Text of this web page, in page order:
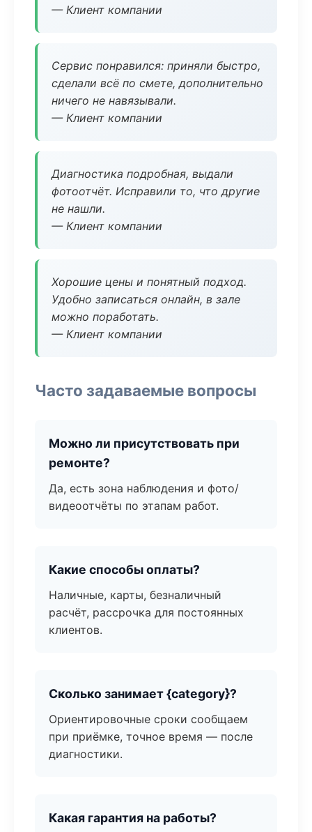
— Клиент компании
Сервис понравился: приняли быстро,
сделали всё по смете, дополнительно
ничего не навязывали.
— Клиент компании
Диагностика подробная, выдали
фотоотчёт. Исправили то, что другие
не нашли.
— Клиент компании
Хорошие цены и понятный подход.
Удобно записаться онлайн, в зале
можно поработать.
— Клиент компании
Часто задаваемые вопросы
Можно ли присутствовать при
ремонте?
Да, есть зона наблюдения и фото/
видеоотчёты по этапам работ.
Какие способы оплаты?
Наличные, карты, безналичный
расчёт, рассрочка для постоянных
клиентов.
Сколько занимает {category}?
Ориентировочные сроки сообщаем
при приёмке, точное время — после
диагностики.
Какая гарантия на работы?